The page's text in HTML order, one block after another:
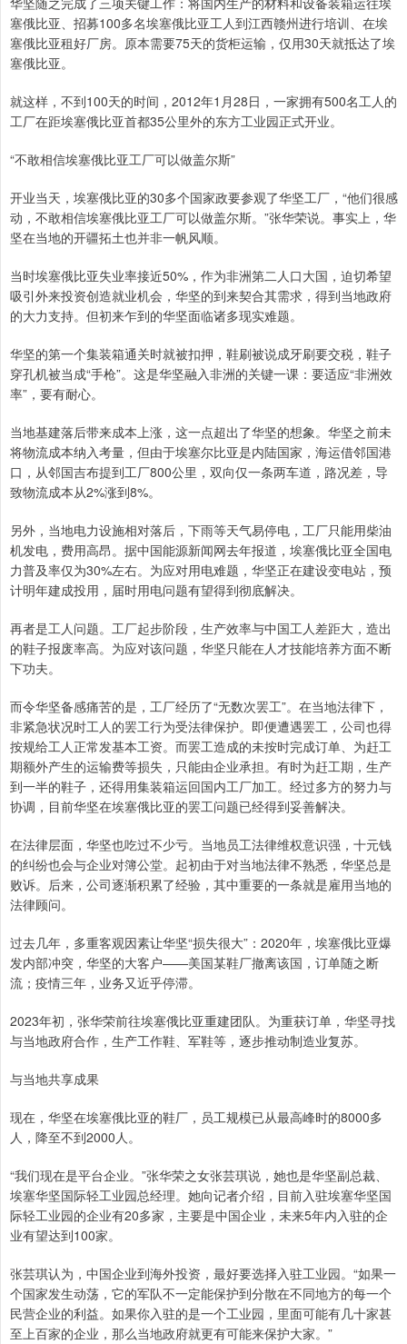
塞俄比亚、招募100多名埃塞俄比亚工人到江西赣州进行培训、在埃
塞俄比亚租好厂房。原本需要75天的货柜运输，仅用30天就抵达了埃
塞俄比亚。
就这样，不到100天的时间，2012年1月28日，一家拥有500名工人的
工厂在距埃塞俄比亚首都35公里外的东方工业园正式开业。
“不敢相信埃塞俄比亚工厂可以做盖尔斯”
开业当天，埃塞俄比亚的30多个国家政要参观了华坚工厂，“他们很感
动，不敢相信埃塞俄比亚工厂可以做盖尔斯。”张华荣说。事实上，华
坚在当地的开疆拓土也并非一帆风顺。
当时埃塞俄比亚失业率接近50%，作为非洲第二人口大国，迫切希望
吸引外来投资创造就业机会，华坚的到来契合其需求，得到当地政府
的大力支持。但初来乍到的华坚面临诸多现实难题。
华坚的第一个集装箱通关时就被扣押，鞋刷被说成牙刷要交税，鞋子
穿孔机被当成“手枪”。这是华坚融入非洲的关键一课：要适应“非洲效
率”，要有耐心。
当地基建落后带来成本上涨，这一点超出了华坚的想象。华坚之前未
将物流成本纳入考量，但由于埃塞尔比亚是内陆国家，海运借邻国港
口，从邻国吉布提到工厂800公里，双向仅一条两车道，路况差，导
致物流成本从2%涨到8%。
另外，当地电力设施相对落后，下雨等天气易停电，工厂只能用柴油
机发电，费用高昂。据中国能源新闻网去年报道，埃塞俄比亚全国电
力普及率仅为30%左右。为应对用电难题，华坚正在建设变电站，预
计明年建成投用，届时用电问题有望得到彻底解决。
再者是工人问题。工厂起步阶段，生产效率与中国工人差距大，造出
的鞋子报废率高。为应对该问题，华坚只能在人才技能培养方面不断
下功夫。
而令华坚备感痛苦的是，工厂经历了“无数次罢工”。在当地法律下，
非紧急状况时工人的罢工行为受法律保护。即便遭遇罢工，公司也得
按规给工人正常发基本工资。而罢工造成的未按时完成订单、为赶工
期额外产生的运输费等损失，只能由企业承担。有时为赶工期，生产
到一半的鞋子，还得用集装箱运回国内工厂加工。经过多方的努力与
协调，目前华坚在埃塞俄比亚的罢工问题已经得到妥善解决。
在法律层面，华坚也吃过不少亏。当地员工法律维权意识强，十元钱
的纠纷也会与企业对簿公堂。起初由于对当地法律不熟悉，华坚总是
败诉。后来，公司逐渐积累了经验，其中重要的一条就是雇用当地的
法律顾问。
过去几年，多重客观因素让华坚“损失很大”：2020年，埃塞俄比亚爆
发内部冲突，华坚的大客户——美国某鞋厂撤离该国，订单随之断
流；疫情三年，业务又近乎停滞。
2023年初，张华荣前往埃塞俄比亚重建团队。为重获订单，华坚寻找
与当地政府合作，生产工作鞋、军鞋等，逐步推动制造业复苏。
与当地共享成果
现在，华坚在埃塞俄比亚的鞋厂，员工规模已从最高峰时的8000多
人，降至不到2000人。
“我们现在是平台企业。”张华荣之女张芸琪说，她也是华坚副总裁、
埃塞华坚国际轻工业园总经理。她向记者介绍，目前入驻埃塞华坚国
际轻工业园的企业有20多家，主要是中国企业，未来5年内入驻的企
业有望达到100家。
张芸琪认为，中国企业到海外投资，最好要选择入驻工业园。“如果一
个国家发生动荡，它的军队不一定能保护到分散在不同地方的每一个
民营企业的利益。如果你入驻的是一个工业园，里面可能有几十家甚
至上百家的企业，那么当地政府就更有可能来保护大家。”